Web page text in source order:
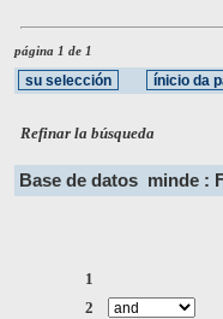
página 1 de 1
Refinar la búsqueda
Base de datos minde :
1
2